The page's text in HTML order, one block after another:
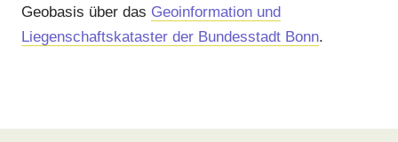
Geobasis über das Geoinformation und
Liegenschaftskataster der Bundesstadt Bonn.